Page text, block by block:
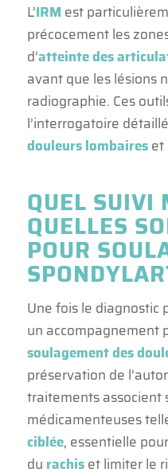
L’IRM est
précocement les
d’atteinte des
avant que les lésions
radiographie. Ces
l’interrogatoire
douleurs lombaireset
QUEL SUIVI
QUELLES
POUR
Une fois le diagnostic
un accompagnement
soulagement des
préservation de
traitements associent
médicamenteuses
ciblée, essentielle
du rachiset limiter le